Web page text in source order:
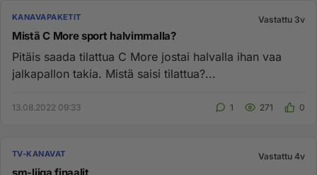
KANAVAPAKETIT Vastattu 3v
Mistä C More sport halvimmalla?
Pitäis saada tilattua C More jostai halvalla ihan vaa
jalkapallon takia. Mistä saisi tilattua?...
13.08.2022 09:33 1 271 0
TV-KANAVAT Vastattu 4v